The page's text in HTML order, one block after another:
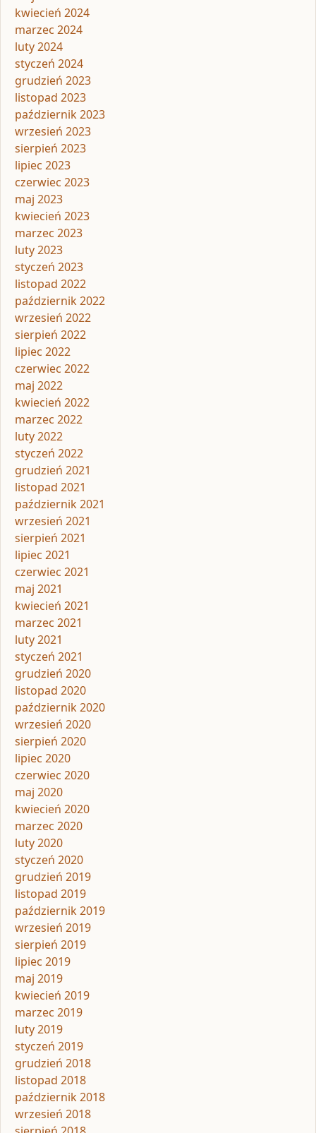
kwiecień 2024
marzec 2024
luty 2024
styczeń 2024
grudzień 2023
listopad 2023
październik 2023
wrzesień 2023
sierpień 2023
lipiec 2023
czerwiec 2023
maj 2023
kwiecień 2023
marzec 2023
luty 2023
styczeń 2023
listopad 2022
październik 2022
wrzesień 2022
sierpień 2022
lipiec 2022
czerwiec 2022
maj 2022
kwiecień 2022
marzec 2022
luty 2022
styczeń 2022
grudzień 2021
listopad 2021
październik 2021
wrzesień 2021
sierpień 2021
lipiec 2021
czerwiec 2021
maj 2021
kwiecień 2021
marzec 2021
luty 2021
styczeń 2021
grudzień 2020
listopad 2020
październik 2020
wrzesień 2020
sierpień 2020
lipiec 2020
czerwiec 2020
maj 2020
kwiecień 2020
marzec 2020
luty 2020
styczeń 2020
grudzień 2019
listopad 2019
październik 2019
wrzesień 2019
sierpień 2019
lipiec 2019
maj 2019
kwiecień 2019
marzec 2019
luty 2019
styczeń 2019
grudzień 2018
listopad 2018
październik 2018
wrzesień 2018